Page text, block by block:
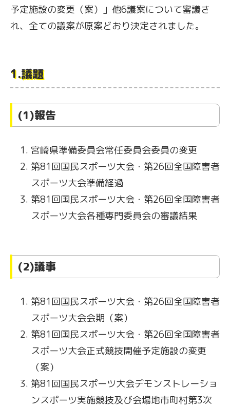
予定施設の変更（案）」他6議案について審議さ
れ、全ての議案が原案どおり決定されました。
1.議題
(1)報告
宮崎県準備委員会常任委員会委員の変更
第81回国民スポーツ大会・第26回全国障害者
スポーツ大会準備経過
第81回国民スポーツ大会・第26回全国障害者
スポーツ大会各種専門委員会の審議結果
(2)議事
第81回国民スポーツ大会・第26回全国障害者
スポーツ大会会期（案）
第81回国民スポーツ大会・第26回全国障害者
スポーツ大会正式競技開催予定施設の変更
（案）
第81回国民スポーツ大会デモンストレーショ
ンスポーツ実施競技及び会場地市町村第3次